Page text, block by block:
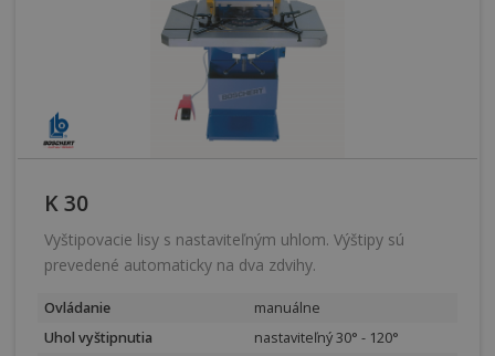
K 30
Vyštipovacie lisy s nastaviteľným uhlom. Výštipy sú
prevedené automaticky na dva zdvihy.
Ovládanie
manuálne
Uhol vyštipnutia
nastaviteľný 30° - 120°